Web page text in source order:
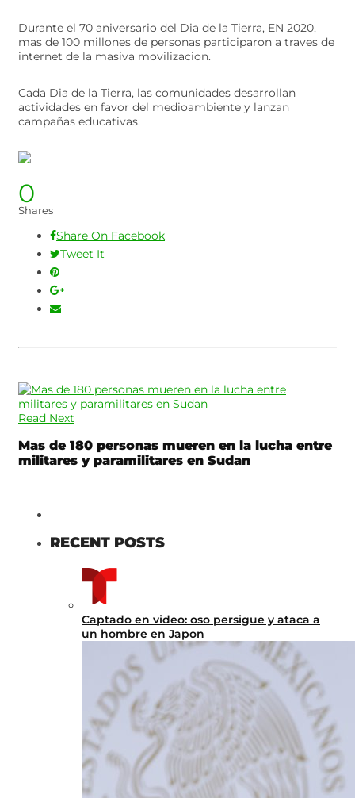
Durante el 70 aniversario del Dia de la Tierra, EN 2020,
mas de 100 millones de personas participaron a traves de
internet de la masiva movilizacion.
Cada Dia de la Tierra, las comunidades desarrollan
actividades en favor del medioambiente y lanzan
campañas educativas.
0
Shares
Share On Facebook
Tweet It
Read Next
Mas de 180 personas mueren en la lucha entre
militares y paramilitares en Sudan
RECENT POSTS
Captado en video: oso persigue y ataca a
un hombre en Japon